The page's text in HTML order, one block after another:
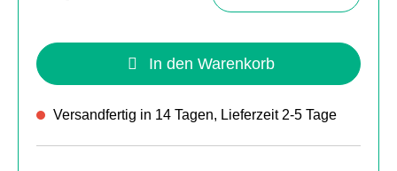
Produkt Anzahl: Gib den gewünschten
In den Warenkorb
Versandfertig in 14 Tagen, Lieferzeit 2-5 Tage